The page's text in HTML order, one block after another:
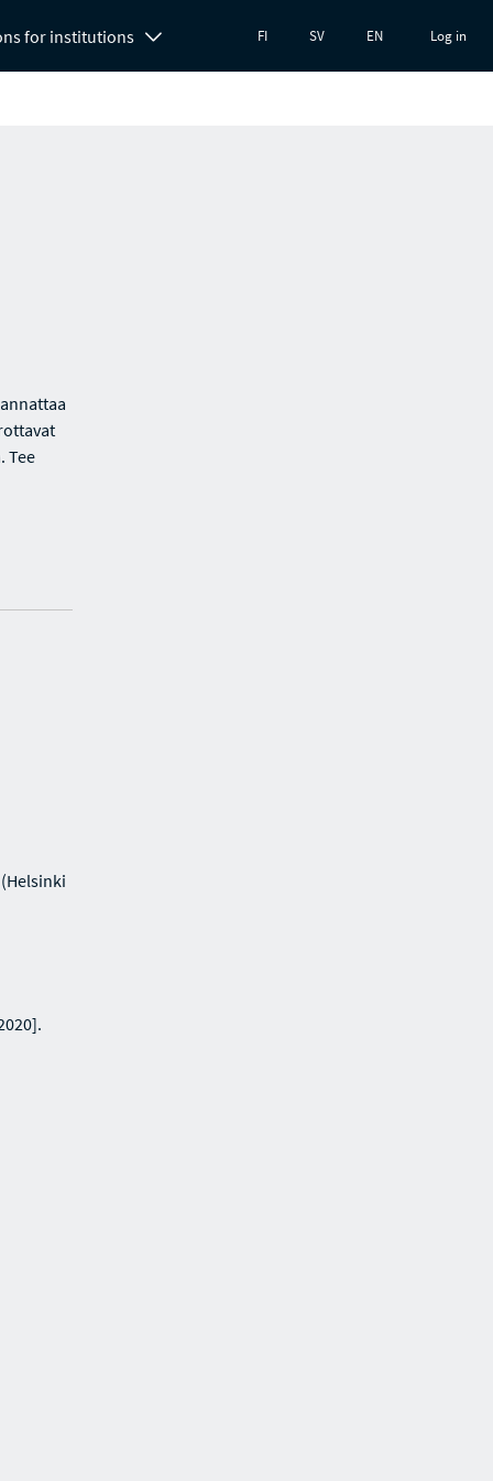
for institutions FI SV EN Log in
Tee